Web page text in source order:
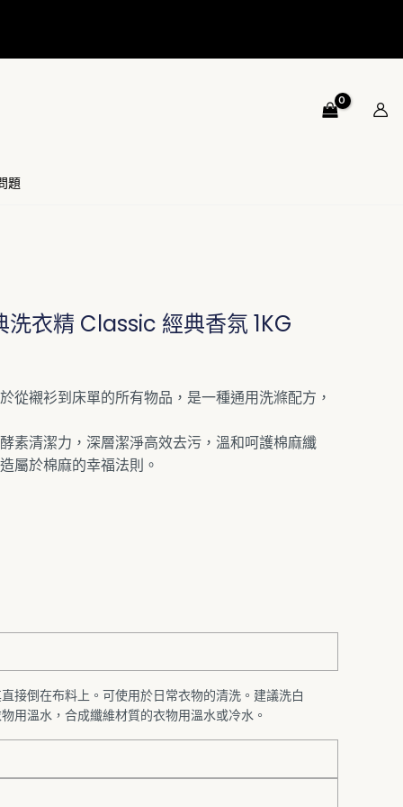
題
洗衣精 Classic 經典香氛 1KG
從襯衫到床單的所有物品，是一種通用洗滌配方，
素清潔力，深層潔淨高效去污，溫和呵護棉麻纖
屬於棉麻的幸福法則。
接倒在布料上。可使用於日常衣物的清洗。建議洗白
用溫水，合成纖維材質的衣物用溫水或冷水。